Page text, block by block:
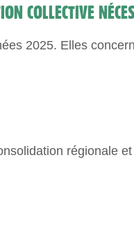
COLLECTIVE
2025. Elles
régionale